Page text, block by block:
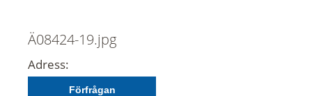
Ä08424-19.jpg
Adress:
Förfrågan